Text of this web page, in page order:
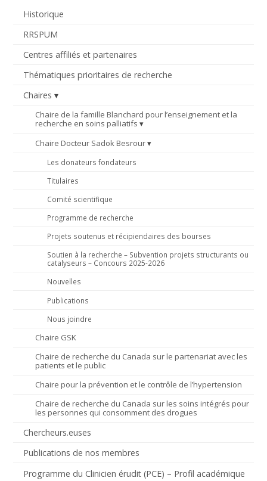
Historique
RRSPUM
Centres affiliés et partenaires
Thématiques prioritaires de recherche
Chaires
Chaire de la famille Blanchard pour l’enseignement et la
recherche en soins palliatifs
Chaire Docteur Sadok Besrour
Les donateurs fondateurs
Titulaires
Comité scientifique
Programme de recherche
Projets soutenus et récipiendaires des bourses
Soutien à la recherche – Subvention projets structurants ou
catalyseurs – Concours 2025-2026
Nouvelles
Publications
Nous joindre
Chaire GSK
Chaire de recherche du Canada sur le partenariat avec les
patients et le public
Chaire pour la prévention et le contrôle de l’hypertension
Chaire de recherche du Canada sur les soins intégrés pour
les personnes qui consomment des drogues
Chercheurs.euses
Publications de nos membres
Programme du Clinicien érudit (PCE) – Profil académique